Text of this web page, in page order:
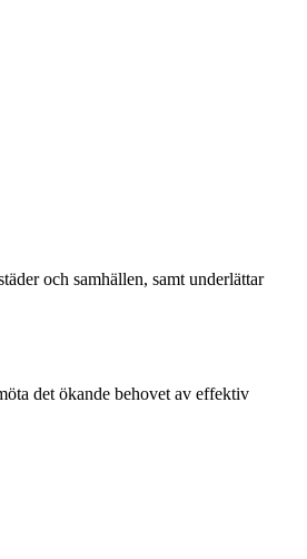
och samhällen, samt underlättar
det ökande behovet av effektiv